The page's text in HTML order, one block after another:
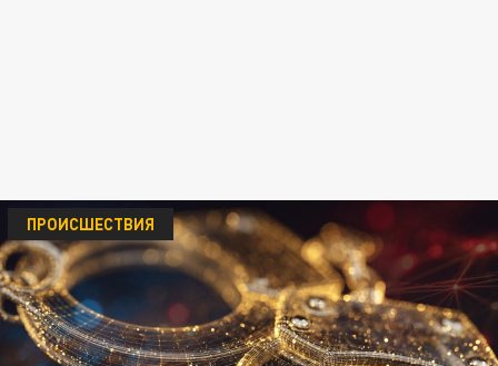
ПРОИСШЕСТВИЯ